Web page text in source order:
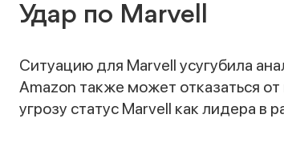
Удар по Marvell
Ситуацию для Marvell усугубила
Amazon также может отказаться от
угрозу статус Marvell как лидера в